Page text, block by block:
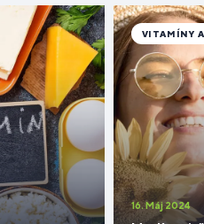
16. Máj 2024
VITAMÍNY